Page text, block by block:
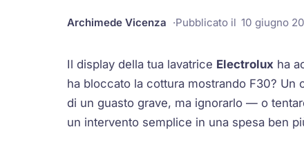
Archimede Vicenza Pubblicato il 10 giugno
Il display della tua lavatrice Electrolux ha
ha bloccato la cottura mostrando F30? Un
di un guasto grave, ma ignorarlo — o
un intervento semplice in una spesa ben